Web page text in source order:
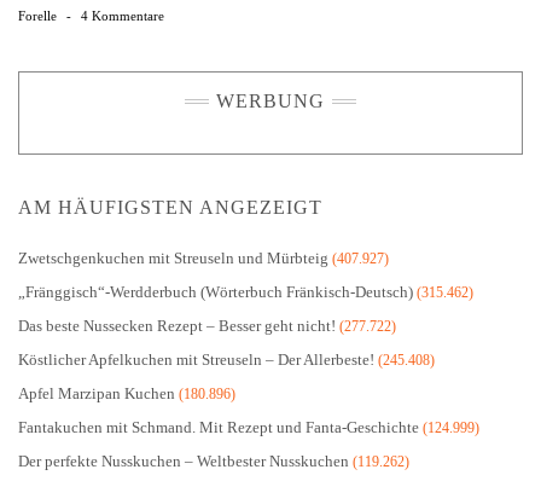
Forelle - 4 Kommentare
WERBUNG
AM HÄUFIGSTEN ANGEZEIGT
Zwetschgenkuchen mit Streuseln und Mürbteig (407.927)
„Fränggisch“-Werdderbuch (Wörterbuch Fränkisch-Deutsch) (315.462)
Das beste Nussecken Rezept – Besser geht nicht! (277.722)
Köstlicher Apfelkuchen mit Streuseln – Der Allerbeste! (245.408)
Apfel Marzipan Kuchen (180.896)
Fantakuchen mit Schmand. Mit Rezept und Fanta-Geschichte (124.999)
Der perfekte Nusskuchen – Weltbester Nusskuchen (119.262)